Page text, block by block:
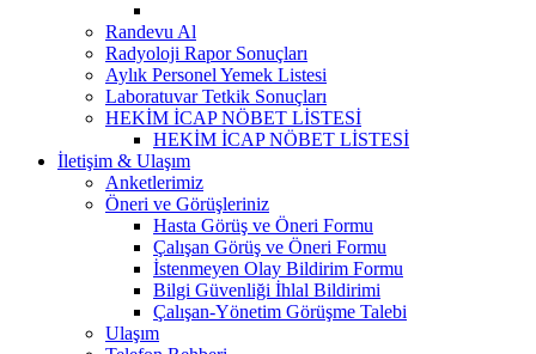
Randevu Al
Radyoloji Rapor Sonuçları
Aylık Personel Yemek Listesi
Laboratuvar Tetkik Sonuçları
HEKİM İCAP NÖBET LİSTESİ
HEKİM İCAP NÖBET LİSTESİ
İletişim & Ulaşım
Anketlerimiz
Öneri ve Görüşleriniz
Hasta Görüş ve Öneri Formu
Çalışan Görüş ve Öneri Formu
İstenmeyen Olay Bildirim Formu
Bilgi Güvenliği İhlal Bildirimi
Çalışan-Yönetim Görüşme Talebi
Ulaşım